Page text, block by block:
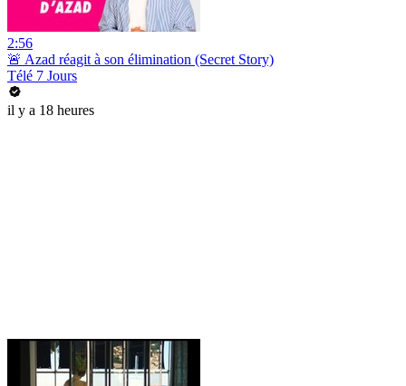
2:56
🚨 Azad réagit à son élimination (Secret Story)
Télé 7 Jours
il y a 18 heures